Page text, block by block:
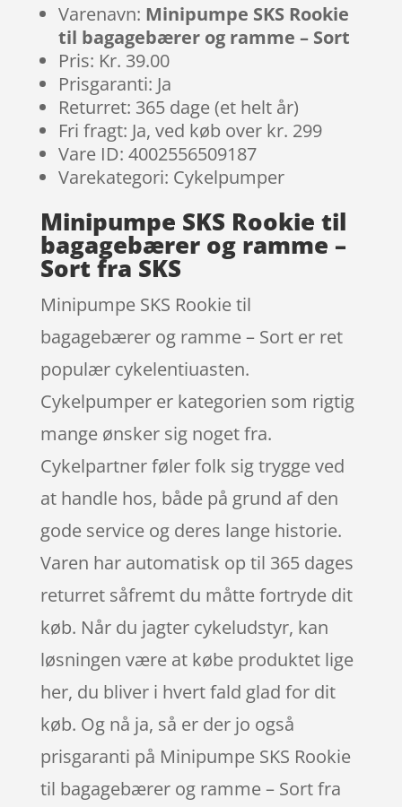
Varenavn: Minipumpe SKS Rookie
til bagagebærer og ramme – Sort
Pris: Kr. 39.00
Prisgaranti: Ja
Returret: 365 dage (et helt år)
Fri fragt: Ja, ved køb over kr. 299
Vare ID: 4002556509187
Varekategori: Cykelpumper
Minipumpe SKS Rookie til
bagagebærer og ramme –
Sort fra SKS
Minipumpe SKS Rookie til
bagagebærer og ramme – Sort er ret
populær cykelentiuasten.
Cykelpumper er kategorien som rigtig
mange ønsker sig noget fra.
Cykelpartner føler folk sig trygge ved
at handle hos, både på grund af den
gode service og deres lange historie.
Varen har automatisk op til 365 dages
returret såfremt du måtte fortryde dit
køb. Når du jagter cykeludstyr, kan
løsningen være at købe produktet lige
her, du bliver i hvert fald glad for dit
køb. Og nå ja, så er der jo også
prisgaranti på Minipumpe SKS Rookie
til bagagebærer og ramme – Sort fra